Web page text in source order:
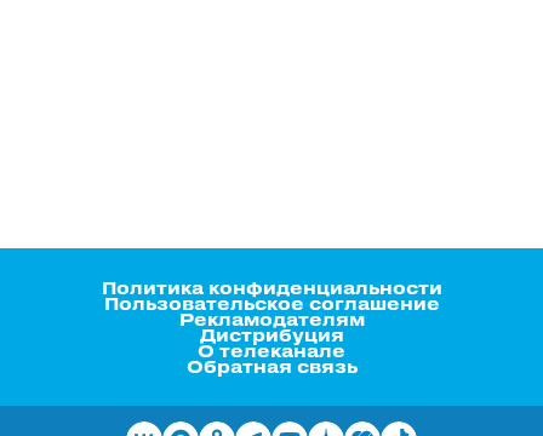
Политика конфиденциальности
Пользовательское соглашение
Рекламодателям
Дистрибуция
О телеканале
Обратная связь